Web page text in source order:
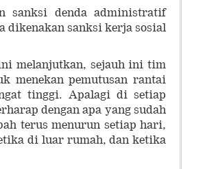
sanksi denda administratif
dikenakan sanksi kerja sosial
melanjutkan, sejauh ini tim
menekan pemutusan rantai
tinggi. Apalagi di setiap
dengan apa yang sudah
terus menurun setiap hari,
di luar rumah, dan ketika